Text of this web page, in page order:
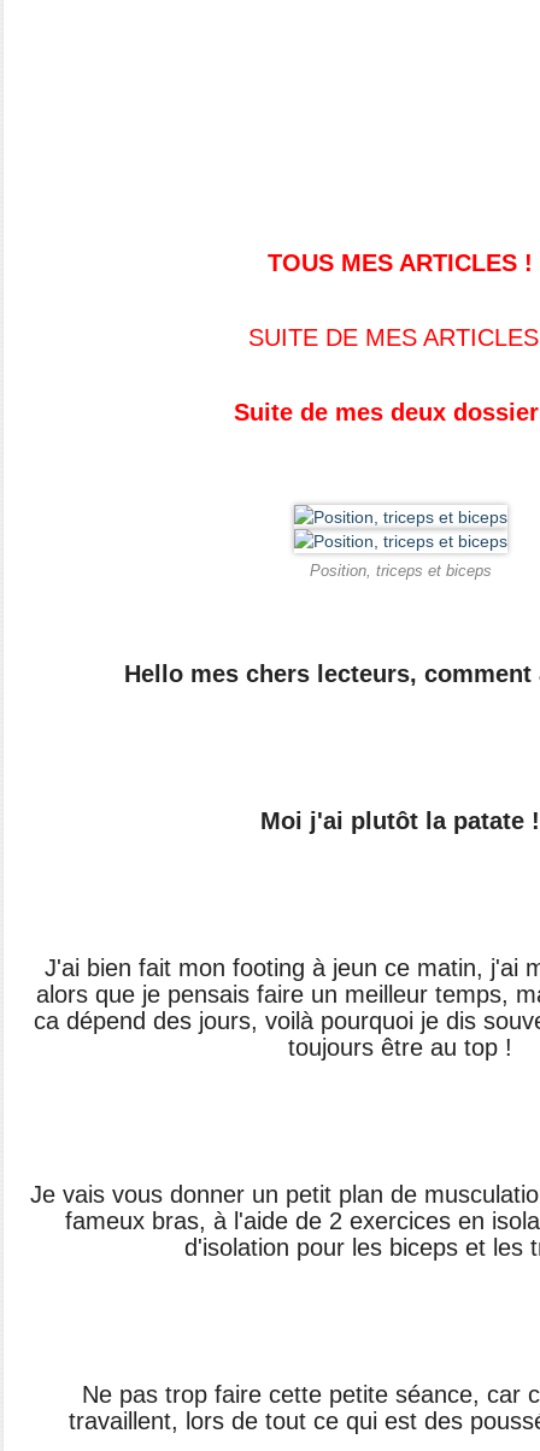
TOUS MES ARTICLES !
SUITE DE MES ARTICLES
Suite de mes deux
Position, triceps et biceps
Hello mes chers lecteurs, comment
Moi j'ai plutôt la patate !
J'ai bien fait mon footing à jeun ce matin, j'ai
alors que je pensais faire un meilleur temps,
ca dépend des jours, voilà pourquoi je dis
toujours être au top !
Je vais vous donner un petit plan de
fameux bras, à l'aide de 2 exercices en
d'isolation pour les biceps et les
Ne pas trop faire cette petite séance, car
travaillent, lors de tout ce qui est des